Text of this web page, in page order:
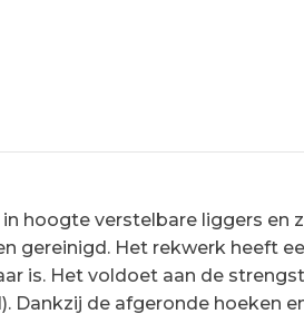
hoogte verstelbare liggers
gereinigd. Het rekwerk heeft
is. Het voldoet aan de
de afgeronde hoeken